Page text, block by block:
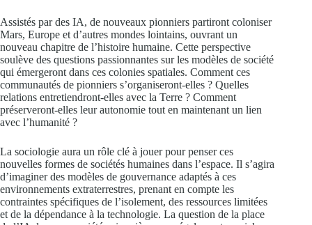
Assistés par des IA, de nouveaux pionniers partiront coloniser
Mars, Europe et d’autres mondes lointains, ouvrant un
nouveau chapitre de l’histoire humaine. Cette perspective
soulève des questions passionnantes sur les modèles de société
qui émergeront dans ces colonies spatiales. Comment ces
communautés de pionniers s’organiseront-elles ? Quelles
relations entretiendront-elles avec la Terre ? Comment
préserveront-elles leur autonomie tout en maintenant un lien
avec l’humanité ?
La sociologie aura un rôle clé à jouer pour penser ces
nouvelles formes de sociétés humaines dans l’espace. Il s’agira
d’imaginer des modèles de gouvernance adaptés à ces
environnements extraterrestres, prenant en compte les
contraintes spécifiques de l’isolement, des ressources limitées
et de la dépendance à la technologie. La question de la place